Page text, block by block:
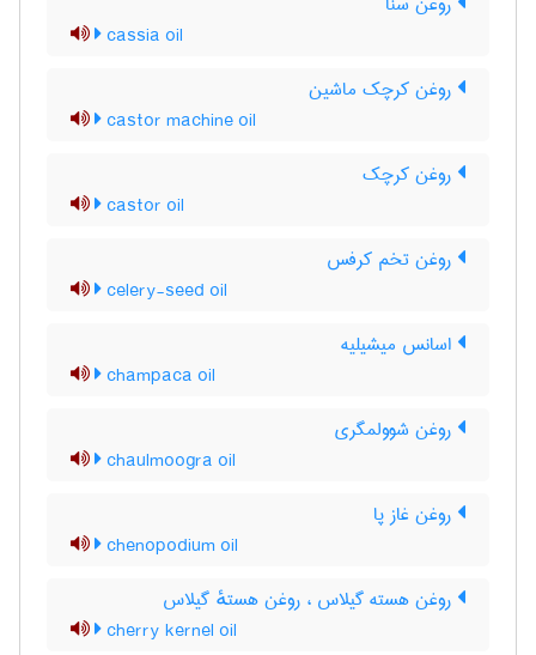
cassia oil
روغن کرچک ماشین
castor machine oil
روغن کرچک
castor oil
روغن تخم کرفس
celery-seed oil
اسانس میشیلیه
champaca oil
روغن شوولمگری
chaulmoogra oil
روغن غاز پا
chenopodium oil
روغن هسته گیلاس ، روغن هستهٔ گیلاس
cherry kernel oil